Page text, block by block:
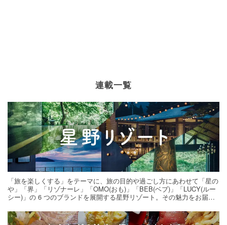
連載一覧
「旅を楽しくする」をテーマに、旅の目的や過ごし方にあわせて「星の
や」「界」「リゾナーレ」「OMO(おも)」「BEB(ベブ)」「LUCY(ルー
シー)」の 6 つのブランドを展開する星野リゾート。その魅力をお届け